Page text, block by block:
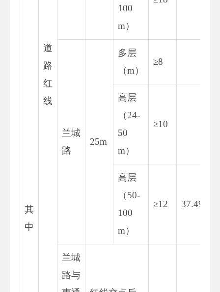
其
中
道
路
红
线
100
m）
兰城
路
25m
多层
（m）
≥8
高层
（24-
50
m）
≥10
高层
（50-
100
m）
≥12 37.497
兰城
路与